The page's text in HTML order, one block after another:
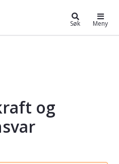
Søk Meny
og
og